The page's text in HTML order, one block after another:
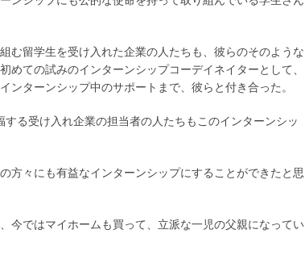
む留学生を受け入れた企業の人たちも、彼らのそのような
ての試みのインターンシップコーデイネイターとして、
ターンシップ中のサポートまで、彼らと付き合った。
る受け入れ企業の担当者の人たちもこのインターンシッ
方々にも有益なインターンシップにすることができたと思
今ではマイホームも買って、立派な一児の父親になってい